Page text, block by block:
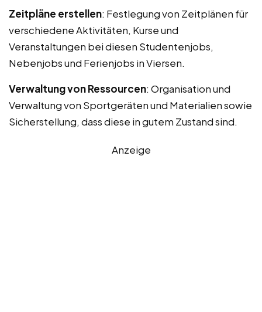
Zeitpläne erstellen: Festlegung von Zeitplänen für
verschiedene Aktivitäten, Kurse und
Veranstaltungen bei diesen Studentenjobs,
Nebenjobs und Ferienjobs in Viersen.
Verwaltung von Ressourcen: Organisation und
Verwaltung von Sportgeräten und Materialien sowie
Sicherstellung, dass diese in gutem Zustand sind.
Anzeige